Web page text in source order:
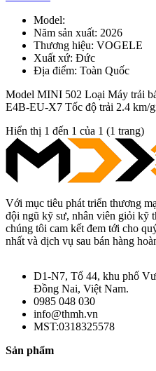
Model:
Năm sản xuất: 2026
Thương hiệu: VOGELE
Xuất xứ: Đức
Địa điểm: Toàn Quốc
Model MINI 502 Loại Máy trải
E4B-EU-X7 Tốc độ trải 2.4 km/
Hiển thị 1 đến 1 của 1 (1 trang)
Với mục tiêu phát triển thương
đội ngũ kỹ sư, nhân viên giỏi kỹ
chúng tôi cam kết đem tới cho
nhất và dịch vụ sau bán hàng
D1-N7, Tổ 44, khu phố
Đồng Nai, Việt Nam.
0985 048 030
info@thmh.vn
MST:0318325578
Sản phẩm